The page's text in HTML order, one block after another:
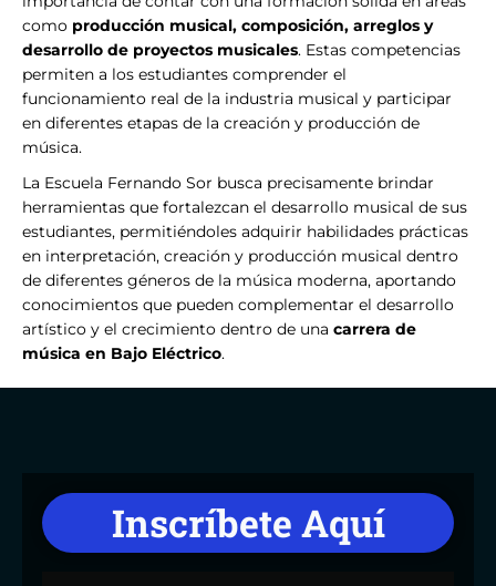
como producción musical, composición, arreglos y
desarrollo de proyectos musicales. Estas competencias
permiten a los estudiantes comprender el
funcionamiento real de la industria musical y participar
en diferentes etapas de la creación y producción de
música.
La Escuela Fernando Sor busca precisamente brindar
herramientas que fortalezcan el desarrollo musical de sus
estudiantes, permitiéndoles adquirir habilidades prácticas
en interpretación, creación y producción musical dentro
de diferentes géneros de la música moderna, aportando
conocimientos que pueden complementar el desarrollo
artístico y el crecimiento dentro de una carrera de
música en Bajo Eléctrico.
Inscríbete Aquí